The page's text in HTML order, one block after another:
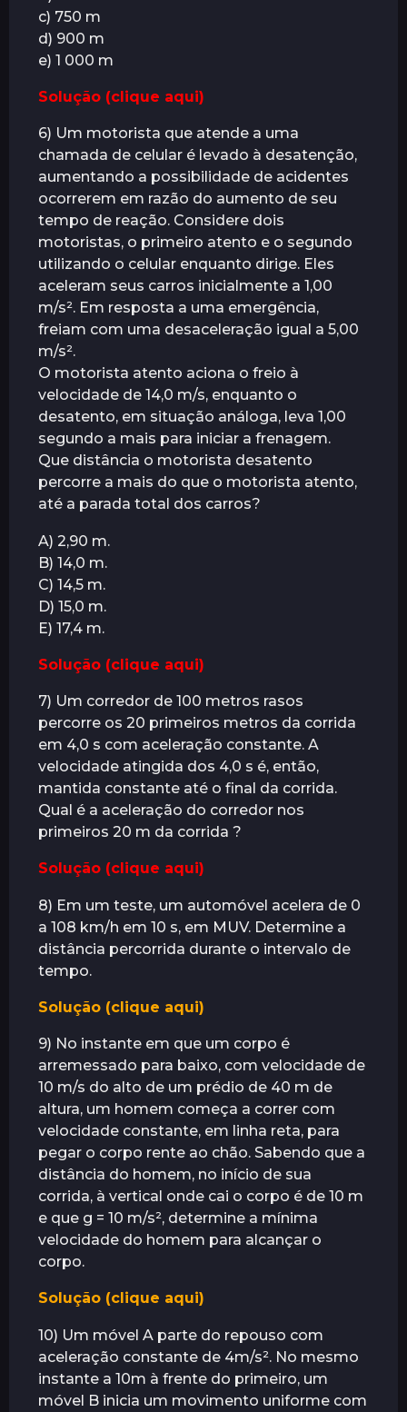
c) 750 m
d) 900 m
e) 1 000 m
Solução (clique aqui)
6) Um motorista que atende a uma
chamada de celular é levado à desatenção,
aumentando a possibilidade de acidentes
ocorrerem em razão do aumento de seu
tempo de reação. Considere dois
motoristas, o primeiro atento e o segundo
utilizando o celular enquanto dirige. Eles
aceleram seus carros inicialmente a 1,00
m/s². Em resposta a uma emergência,
freiam com uma desaceleração igual a 5,00
m/s².
O motorista atento aciona o freio à
velocidade de 14,0 m/s, enquanto o
desatento, em situação análoga, leva 1,00
segundo a mais para iniciar a frenagem.
Que distância o motorista desatento
percorre a mais do que o motorista atento,
até a parada total dos carros?
A) 2,90 m.
B) 14,0 m.
C) 14,5 m.
D) 15,0 m.
E) 17,4 m.
Solução (clique aqui)
7) Um corredor de 100 metros rasos
percorre os 20 primeiros metros da corrida
em 4,0 s com aceleração constante. A
velocidade atingida dos 4,0 s é, então,
mantida constante até o final da corrida.
Qual é a aceleração do corredor nos
primeiros 20 m da corrida ?
Solução (clique aqui)
8) Em um teste, um automóvel acelera de 0
a 108 km/h em 10 s, em MUV. Determine a
distância percorrida durante o intervalo de
tempo.
Solução (clique aqui)
9) No instante em que um corpo é
arremessado para baixo, com velocidade de
10 m/s do alto de um prédio de 40 m de
altura, um homem começa a correr com
velocidade constante, em linha reta, para
pegar o corpo rente ao chão. Sabendo que a
distância do homem, no início de sua
corrida, à vertical onde cai o corpo é de 10 m
e que g = 10 m/s², determine a mínima
velocidade do homem para alcançar o
corpo.
Solução (clique aqui)
10) Um móvel A parte do repouso com
aceleração constante de 4m/s². No mesmo
instante a 10m à frente do primeiro, um
móvel B inicia um movimento uniforme com